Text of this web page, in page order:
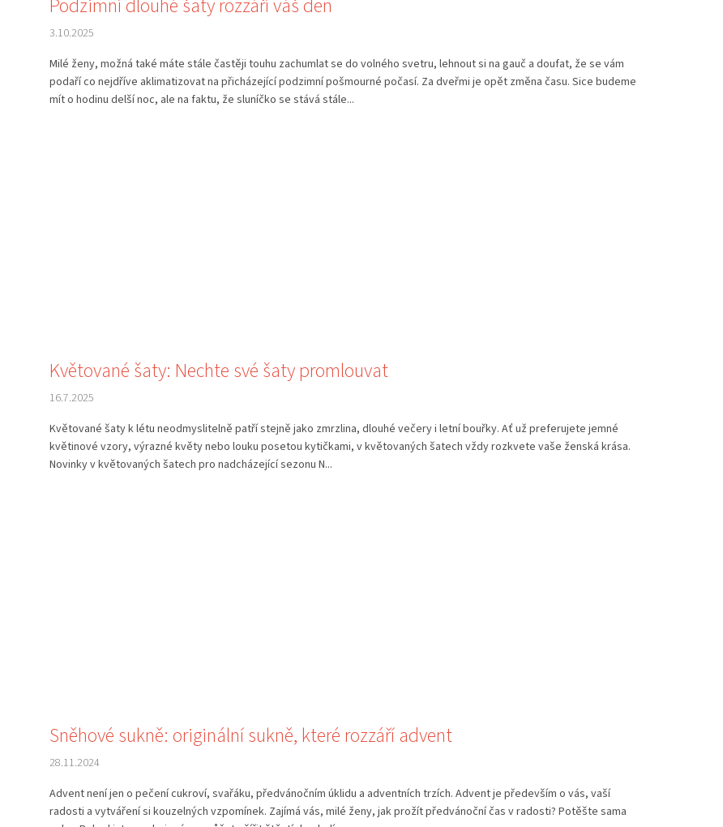
Podzimní dlouhé šaty rozzáří váš den
3.10.2025
Milé ženy, možná také máte stále častěji touhu zachumlat se do volného svetru, lehnout si na gauč a doufat, že se vám
podaří co nejdříve aklimatizovat na přicházející podzimní pošmourné počasí. Za dveřmi je opět změna času. Sice budeme
mít o hodinu delší noc, ale na faktu, že sluníčko se stává stále...
Květované šaty: Nechte své šaty promlouvat
16.7.2025
Květované šaty k létu neodmyslitelně patří stejně jako zmrzlina, dlouhé večery i letní bouřky. Ať už preferujete jemné
květinové vzory, výrazné květy nebo louku posetou kytičkami, v květovaných šatech vždy rozkvete vaše ženská krása.
Novinky v květovaných šatech pro nadcházející sezonu N...
Sněhové sukně: originální sukně, které rozzáří advent
28.11.2024
Advent není jen o pečení cukroví, svařáku, předvánočním úklidu a adventních trzích. Advent je především o vás, vaší
radosti a vytváření si kouzelných vzpomínek. Zajímá vás, milé ženy, jak prožít předvánoční čas v radosti? Potěšte sama